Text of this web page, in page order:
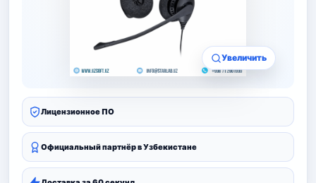
Увеличить
Лицензионное ПО
Официальный партнёр в Узбекистане